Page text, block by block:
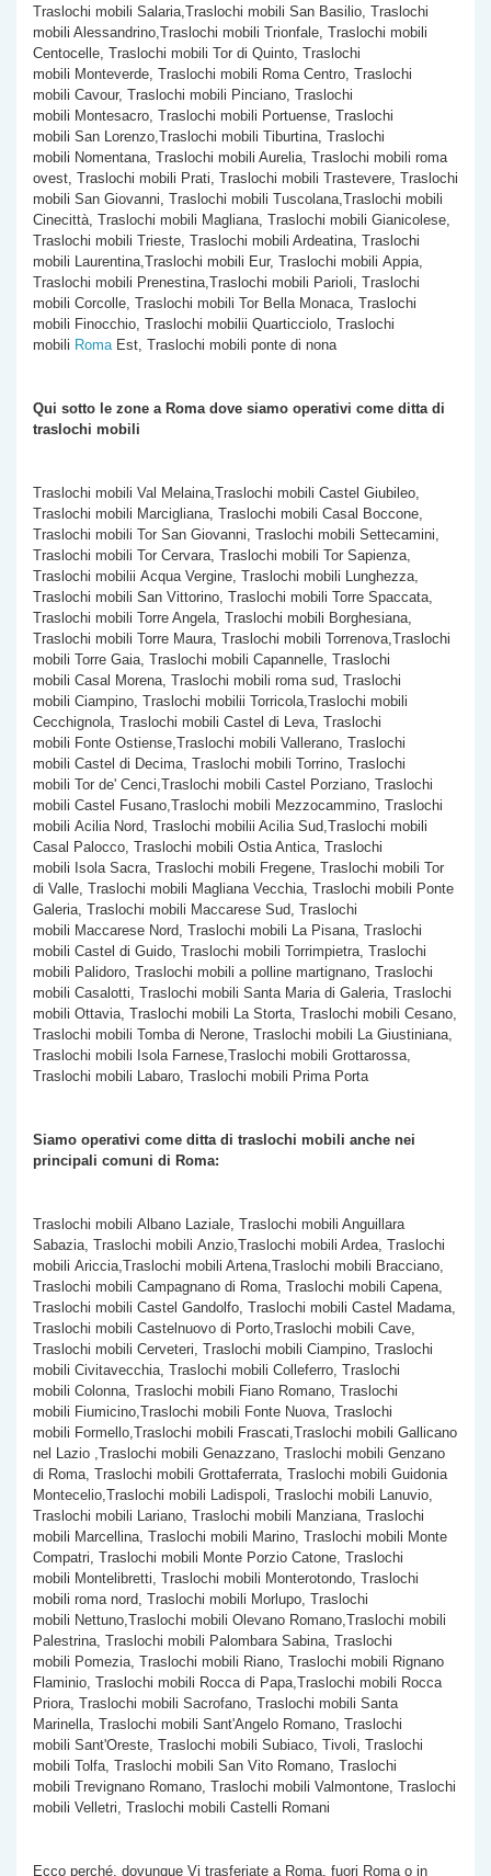
Traslochi mobili Salaria,Traslochi mobili San Basilio, Traslochi
mobili Alessandrino,Traslochi mobili Trionfale, Traslochi mobili
Centocelle, Traslochi mobili Tor di Quinto, Traslochi
mobili Monteverde, Traslochi mobili Roma Centro, Traslochi
mobili Cavour, Traslochi mobili Pinciano, Traslochi
mobili Montesacro, Traslochi mobili Portuense, Traslochi
mobili San Lorenzo,Traslochi mobili Tiburtina, Traslochi
mobili Nomentana, Traslochi mobili Aurelia, Traslochi mobili roma
ovest, Traslochi mobili Prati, Traslochi mobili Trastevere, Traslochi
mobili San Giovanni, Traslochi mobili Tuscolana,Traslochi mobili
Cinecittà, Traslochi mobili Magliana, Traslochi mobili Gianicolese,
Traslochi mobili Trieste, Traslochi mobili Ardeatina, Traslochi
mobili Laurentina,Traslochi mobili Eur, Traslochi mobili Appia,
Traslochi mobili Prenestina,Traslochi mobili Parioli, Traslochi
mobili Corcolle, Traslochi mobili Tor Bella Monaca, Traslochi
mobili Finocchio, Traslochi mobilii Quarticciolo, Traslochi
mobili RomaEst, Traslochi mobili ponte di nona
Qui sotto le zone a Roma dove siamo operativi come ditta di
traslochi mobili
Traslochi mobili Val Melaina,Traslochi mobili Castel Giubileo,
Traslochi mobili Marcigliana, Traslochi mobili Casal Boccone,
Traslochi mobili Tor San Giovanni, Traslochi mobili Settecamini,
Traslochi mobili Tor Cervara, Traslochi mobili Tor Sapienza,
Traslochi mobilii Acqua Vergine, Traslochi mobili Lunghezza,
Traslochi mobili San Vittorino, Traslochi mobili Torre Spaccata,
Traslochi mobili Torre Angela, Traslochi mobili Borghesiana,
Traslochi mobili Torre Maura, Traslochi mobili Torrenova,Traslochi
mobili Torre Gaia, Traslochi mobili Capannelle, Traslochi
mobili Casal Morena, Traslochi mobili roma sud, Traslochi
mobili Ciampino, Traslochi mobilii Torricola,Traslochi mobili
Cecchignola, Traslochi mobili Castel di Leva, Traslochi
mobili Fonte Ostiense,Traslochi mobili Vallerano, Traslochi
mobili Castel di Decima, Traslochi mobili Torrino, Traslochi
mobili Tor de' Cenci,Traslochi mobili Castel Porziano, Traslochi
mobili Castel Fusano,Traslochi mobili Mezzocammino, Traslochi
mobili Acilia Nord, Traslochi mobilii Acilia Sud,Traslochi mobili
Casal Palocco, Traslochi mobili Ostia Antica, Traslochi
mobili Isola Sacra, Traslochi mobili Fregene, Traslochi mobili Tor
di Valle, Traslochi mobili Magliana Vecchia, Traslochi mobili Ponte
Galeria, Traslochi mobili Maccarese Sud, Traslochi
mobili Maccarese Nord, Traslochi mobili La Pisana, Traslochi
mobili Castel di Guido, Traslochi mobili Torrimpietra, Traslochi
mobili Palidoro, Traslochi mobili a polline martignano, Traslochi
mobili Casalotti, Traslochi mobili Santa Maria di Galeria, Traslochi
mobili Ottavia, Traslochi mobili La Storta, Traslochi mobili Cesano,
Traslochi mobili Tomba di Nerone, Traslochi mobili La Giustiniana,
Traslochi mobili Isola Farnese,Traslochi mobili Grottarossa,
Traslochi mobili Labaro, Traslochi mobili Prima Porta
Siamo operativi come ditta di traslochi mobili anche nei
principali comuni di Roma:
Traslochi mobili Albano Laziale, Traslochi mobili Anguillara
Sabazia, Traslochi mobili Anzio,Traslochi mobili Ardea, Traslochi
mobili Ariccia,Traslochi mobili Artena,Traslochi mobili Bracciano,
Traslochi mobili Campagnano di Roma, Traslochi mobili Capena,
Traslochi mobili Castel Gandolfo, Traslochi mobili Castel Madama,
Traslochi mobili Castelnuovo di Porto,Traslochi mobili Cave,
Traslochi mobili Cerveteri, Traslochi mobili Ciampino, Traslochi
mobili Civitavecchia, Traslochi mobili Colleferro, Traslochi
mobili Colonna, Traslochi mobili Fiano Romano, Traslochi
mobili Fiumicino,Traslochi mobili Fonte Nuova, Traslochi
mobili Formello,Traslochi mobili Frascati,Traslochi mobili Gallicano
nel Lazio ,Traslochi mobili Genazzano, Traslochi mobili Genzano
di Roma, Traslochi mobili Grottaferrata, Traslochi mobili Guidonia
Montecelio,Traslochi mobili Ladispoli, Traslochi mobili Lanuvio,
Traslochi mobili Lariano, Traslochi mobili Manziana, Traslochi
mobili Marcellina, Traslochi mobili Marino, Traslochi mobili Monte
Compatri, Traslochi mobili Monte Porzio Catone, Traslochi
mobili Montelibretti, Traslochi mobili Monterotondo, Traslochi
mobili roma nord, Traslochi mobili Morlupo, Traslochi
mobili Nettuno,Traslochi mobili Olevano Romano,Traslochi mobili
Palestrina, Traslochi mobili Palombara Sabina, Traslochi
mobili Pomezia, Traslochi mobili Riano, Traslochi mobili Rignano
Flaminio, Traslochi mobili Rocca di Papa,Traslochi mobili Rocca
Priora, Traslochi mobili Sacrofano, Traslochi mobili Santa
Marinella, Traslochi mobili Sant'Angelo Romano, Traslochi
mobili Sant'Oreste, Traslochi mobili Subiaco, Tivoli, Traslochi
mobili Tolfa, Traslochi mobili San Vito Romano, Traslochi
mobili Trevignano Romano, Traslochi mobili Valmontone, Traslochi
mobili Velletri, Traslochi mobili Castelli Romani
Ecco perché, dovunque Vi trasferiate a Roma, fuori Roma o in